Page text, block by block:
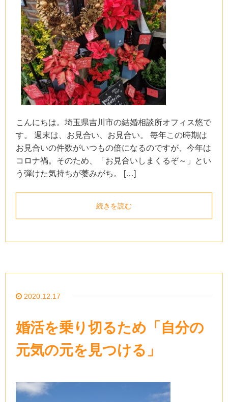
こんにちは。埼玉県吉川市の結婚相談所オフィス悠で
す。 週末は、お見合い、お見合い。 毎年この時期は
お見合いの件数がいつもの倍になるのですが、今年は
コロナ禍。そのため、「お見合いしまくるぞ～」とい
う弾けた気持ちが萎みがち。 […]
続きを読む
2020.12.17
婚活を乗り切るため「自分の
元気の元を見つける」